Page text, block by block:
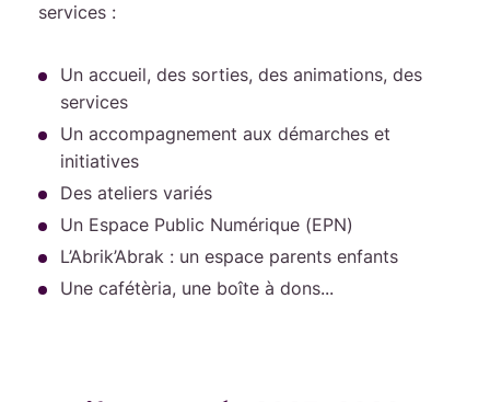
services :
Un accueil, des sorties, des animations, des
services
Un accompagnement aux démarches et
initiatives
Des ateliers variés
Un Espace Public Numérique (EPN)
L’Abrik’Abrak : un espace parents enfants
Une cafétèria, une boîte à dons...